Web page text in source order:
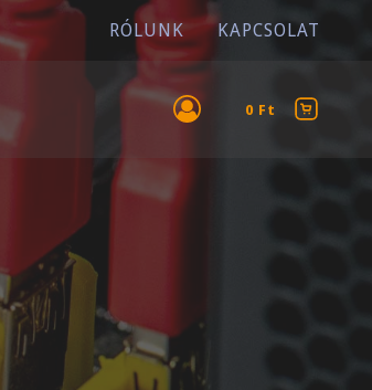
RÓLUNK KAPCSOLAT
0 Ft